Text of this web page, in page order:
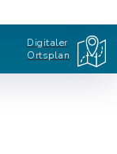
Digitaler
Ortsplan